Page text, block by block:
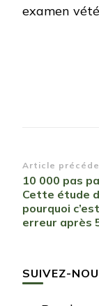
examen
d’article
Article
10 000 pas
Cette étude
pourquoi
erreur après
SUIVEZ-